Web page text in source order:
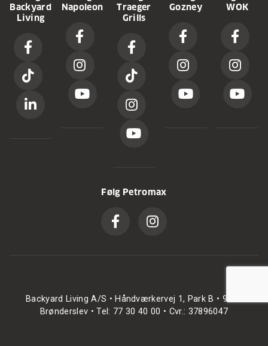
Backyard
Living
Napoleon
Traeger
Grills
Gozney
WOK
Følg Petromax
Backyard Living A/S • Håndværkervej 1, Park B • 9700
Brønderslev • Tel: 77 30 40 00 • Cvr.: 37896047